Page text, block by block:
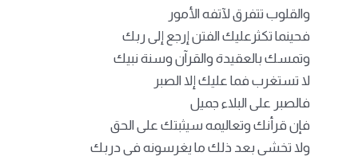
والقلوب تتفرق لآتفه الأمور
فحينما تكثرعليك الفتن إرجع إلى ربك
وتمسك بالعقيدة والقرآن وسنة نبيك
لا تستغرب فما عليك إلا الصبر
فالصبر على البلاء جميل
فإن قرأنك وتعاليمه سيثبتك على الحق
ولا تخشى بعد ذلك ما يغرسونه في دربك